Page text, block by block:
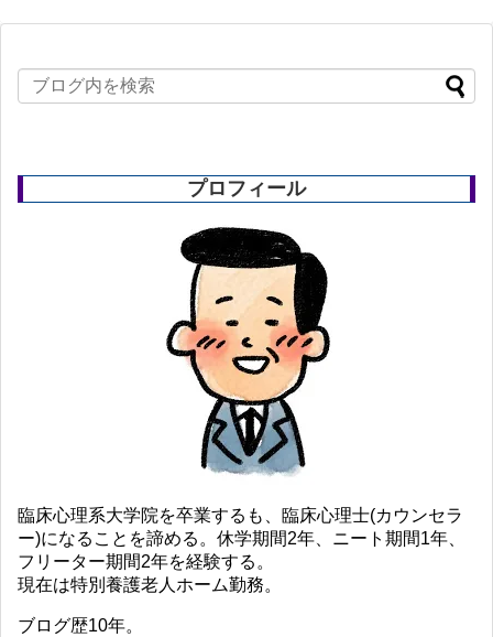
プロフィール
臨床心理系大学院を卒業するも、臨床心理士(カウンセラ
ー)になることを諦める。休学期間2年、ニート期間1年、
フリーター期間2年を経験する。
現在は特別養護老人ホーム勤務。
ブログ歴10年。